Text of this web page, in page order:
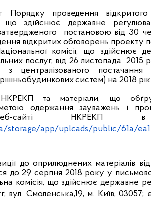
проведення відкритого
що здійснює державне
постановою від
відкритих обговорень
комісії, що здійснює
послуг, від 26 листопада
централізованого постачання
систем) на 2018 рік.
та матеріали, що
одержання зауважень і
веб-сайті НКРЕКП
storage/app/uploads/public/61a/
до оприлюднених матеріалів
до 29 серпня 2018 року у
комісія, що здійснює державне
вул. Смоленська,19, м. Київ, 03057;